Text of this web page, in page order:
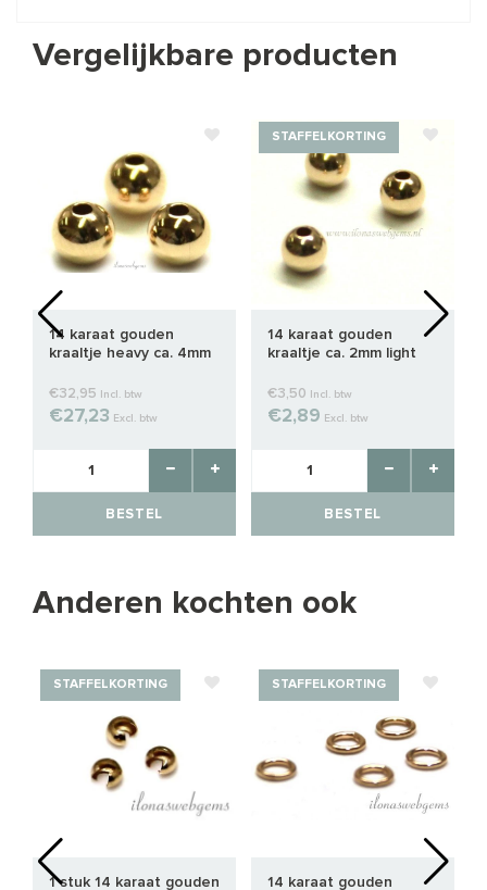
Vergelijkbare producten
14 karaat gouden
kraaltje heavy ca. 4mm
€32,95 Incl. btw
€27,23 Excl. btw
BESTEL
STAFFELKORTING
14 karaat gouden
kraaltje ca. 2mm light
€3,50 Incl. btw
€2,89 Excl. btw
BESTEL
Anderen kochten ook
STAFFELKORTING
1 stuk 14 karaat gouden
STAFFELKORTING
14 karaat gouden